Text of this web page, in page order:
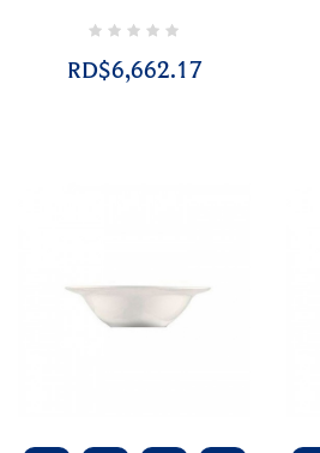
RD$6,662.17